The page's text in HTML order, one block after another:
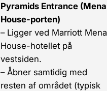
Pyramids Entrance (Mena
House-porten)
– Ligger ved Marriott Mena
House-hotellet på
vestsiden.
– Åbner samtidig med
resten af området (typisk